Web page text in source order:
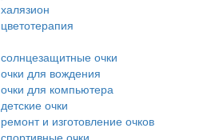
халязион
цветотерапия
солнцезащитные очки
очки для вождения
очки для компьютера
детские очки
ремонт и изготовление очков